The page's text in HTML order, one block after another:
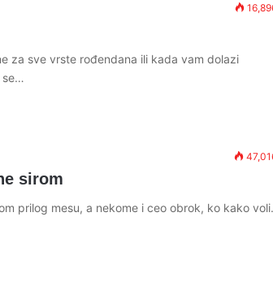
za sve vrste rođendana ili kada vam dolazi
se…
sirom
prilog mesu, a nekome i ceo obrok, ko kako voli.